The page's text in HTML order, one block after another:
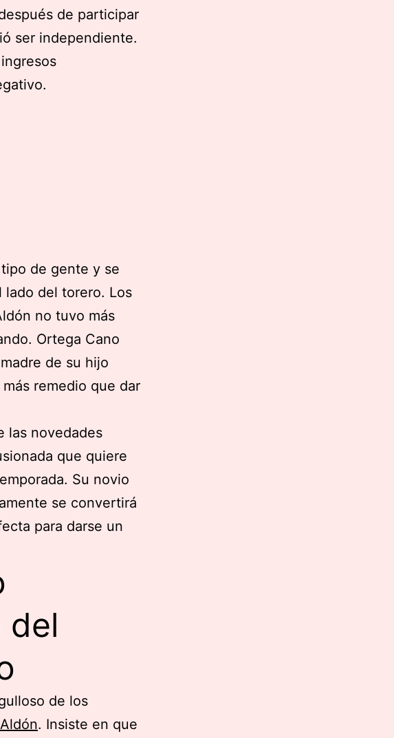
de participar
ser independiente.
de gente y se
del torero. Los
no tuvo más
Ortega Cano
de su hijo
remedio que dar
las novedades
que quiere
Su novio
se convertirá
para darse un
del
de los
. Insiste en que